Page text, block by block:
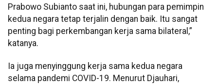
Prabowo Subianto saat ini, hubungan para pemimpin
kedua negara tetap terjalin dengan baik. Itu sangat
penting bagi perkembangan kerja sama bilateral,”
katanya.
Ia juga menyinggung kerja sama kedua negara
selama pandemi COVID-19. Menurut Djauhari,